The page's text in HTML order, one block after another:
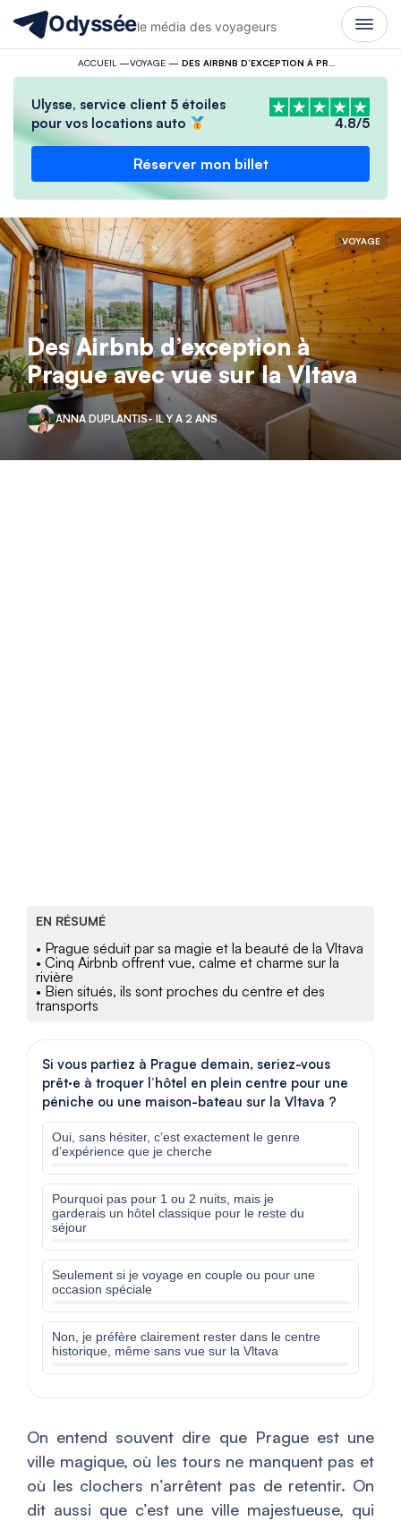
Odysséele média des voyageurs
ACCUEIL —VOYAGE—
Ulysse, service client 5 étoiles
pour vos locations auto
4.8/5
Réserver mon billet
VOYAGE
Des Airbnb d’exception à
Prague avec vue sur la Vltava
ANNA DUPLANTIS- IL Y A 2 ANS
EN RÉSUMÉ
• Prague séduit par sa magie et la beauté de la Vltava
• Cinq Airbnb offrent vue, calme et charme sur la
rivière
• Bien situés, ils sont proches du centre et des
transports
Si vous partiez à Prague demain, seriez-vous
prêt·e à troquer l’hôtel en plein centre pour une
péniche ou une maison-bateau sur la Vltava ?
Oui, sans hésiter, c’est exactement le genre
d’expérience que je cherche
Pourquoi pas pour 1 ou 2 nuits, mais je
garderais un hôtel classique pour le reste du
séjour
Seulement si je voyage en couple ou pour une
occasion spéciale
Non, je préfère clairement rester dans le centre
historique, même sans vue sur la Vltava
On entend souvent dire que Prague est une
ville magique, où les tours ne manquent pas et
où les clochers n’arrêtent pas de retentir. On
dit aussi que c’est une ville majestueuse, qui